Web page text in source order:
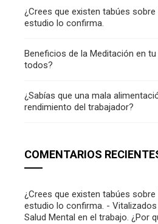
¿Crees que existen tabúes
estudio lo confirma.
Beneficios de la Meditación en
todos?
¿Sabías que una mala
rendimiento del trabajador?
COMENTARIOS
¿Crees que existen tabúes
estudio lo confirma. - Vitalizados
Salud Mental en el trabajo. ¿Por